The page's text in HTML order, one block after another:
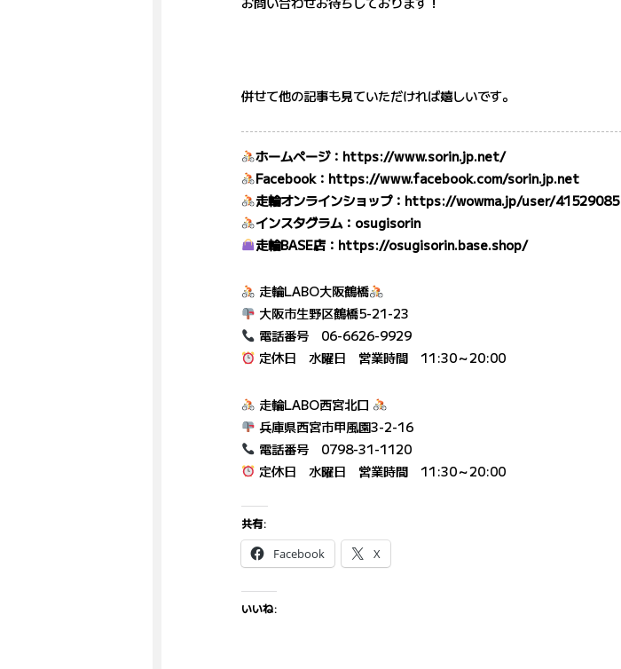
併せて他の記事も見ていただければ嬉しいです。
ホームページ： https://www.sorin.jp.net/
Facebook： https://www.facebook.com/sorin.jp.net
走輪オンラインショップ： https://wowma.jp/user/41529085
インスタグラム： osugisorin
走輪BASE店： https://osugisorin.base.shop/
走輪LABO大阪鶴橋
大阪市生野区鶴橋5-21-23
電話番号 06-6626-9929
定休日 水曜日 営業時間 11:30～20:00
走輪LABO西宮北口
兵庫県西宮市甲風園3-2-16
電話番号 0798-31-1120
定休日 水曜日 営業時間 11:30～20:00
共有:
Facebook X
いいね: